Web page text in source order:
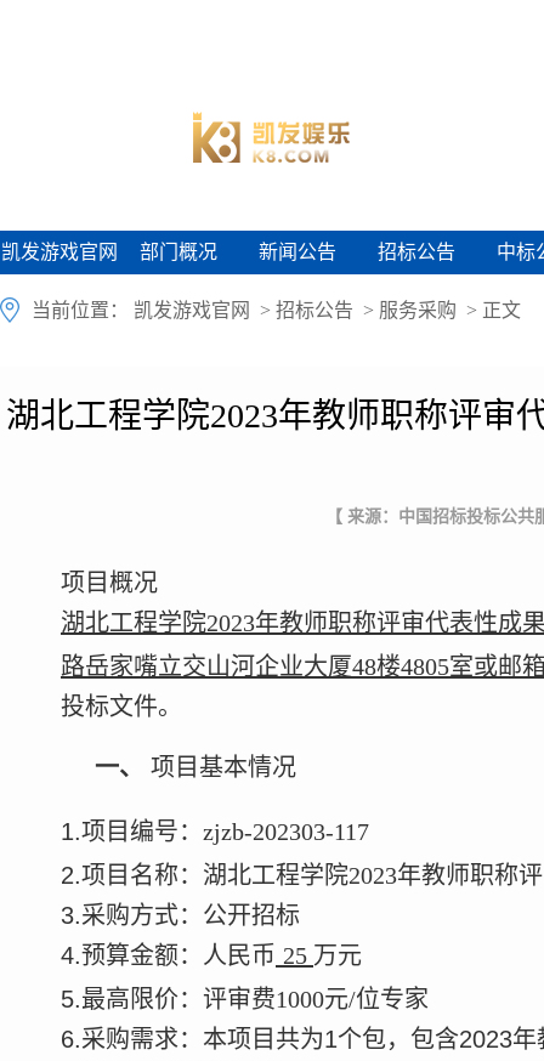
凯发游戏官网
凯发游戏官网 部门概况
部门概况 新闻公告
新闻公告 招标公告
招标公告 中标
中标
当前位置： 凯发游戏官网 > 招标公告 > 服务采购 > 正文
湖北工程学院2023年教师职称评审
【 来源：中国招标投标公
项目概况
湖北工程学院2023年教师职称评审代表性成
路岳家嘴立交山河企业大厦48楼4805室或邮
投标文件。
一、 项目基本情况
1.项目编号： zjzb-202303-117
2.项目名称：湖北工程学院2023年教师职称
3.采购方式：公开招标
4.预算金额：人民币 25 万元
5.最高限价： 评审费1000元/位专家
6.采购需求：本项目共为1个包， 包含2023